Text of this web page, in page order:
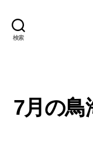
検索
7月の鳥